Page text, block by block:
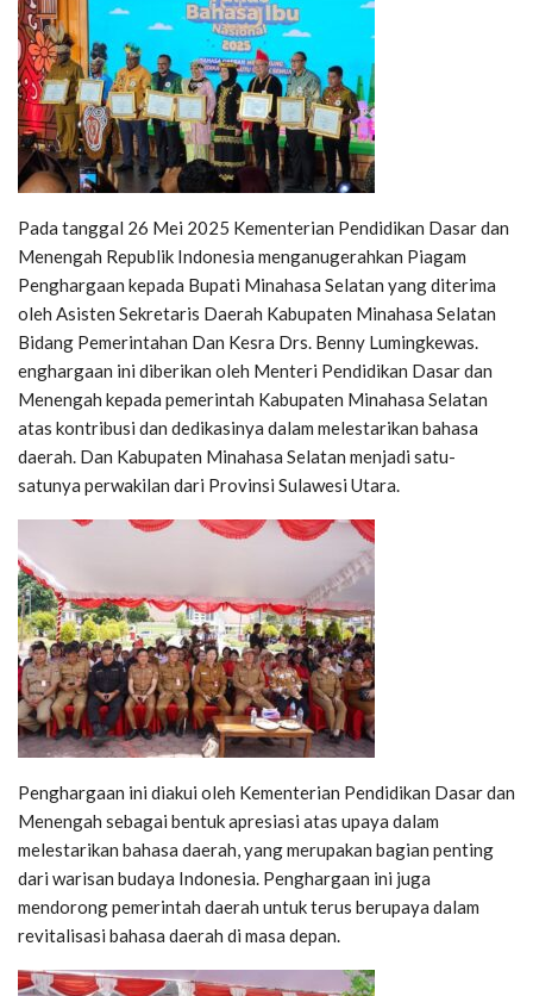
Pada tanggal 26 Mei 2025 Kementerian Pendidikan Dasar dan
Menengah Republik Indonesia menganugerahkan Piagam
Penghargaan kepada Bupati Minahasa Selatan yang diterima
oleh Asisten Sekretaris Daerah Kabupaten Minahasa Selatan
Bidang Pemerintahan Dan Kesra Drs. Benny Lumingkewas.
enghargaan ini diberikan oleh Menteri Pendidikan Dasar dan
Menengah kepada pemerintah Kabupaten Minahasa Selatan
atas kontribusi dan dedikasinya dalam melestarikan bahasa
daerah. Dan Kabupaten Minahasa Selatan menjadi satu-
satunya perwakilan dari Provinsi Sulawesi Utara.
Penghargaan ini diakui oleh Kementerian Pendidikan Dasar dan
Menengah sebagai bentuk apresiasi atas upaya dalam
melestarikan bahasa daerah, yang merupakan bagian penting
dari warisan budaya Indonesia. Penghargaan ini juga
mendorong pemerintah daerah untuk terus berupaya dalam
revitalisasi bahasa daerah di masa depan.